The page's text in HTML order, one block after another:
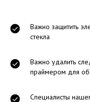
Важно защитить
стекла
Важно удалить
праймером для
Специалисты